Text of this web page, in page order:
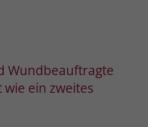
Wundbeauftragte
wie ein zweites